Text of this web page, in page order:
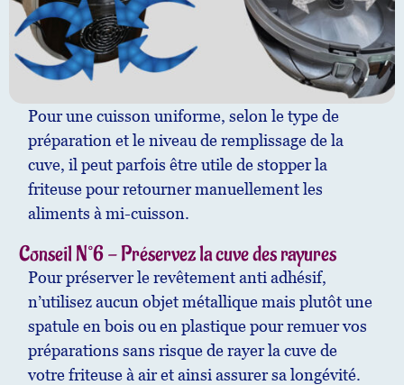
Pour une cuisson uniforme, selon le type de
préparation et le niveau de remplissage de la
cuve, il peut parfois être utile de stopper la
friteuse pour retourner manuellement les
aliments à mi-cuisson.
Conseil N°6 - Préservez la cuve des rayures
Pour préserver le revêtement anti adhésif,
n’utilisez aucun objet métallique mais plutôt une
spatule en bois ou en plastique pour remuer vos
préparations sans risque de rayer la cuve de
votre friteuse à air et ainsi assurer sa longévité.